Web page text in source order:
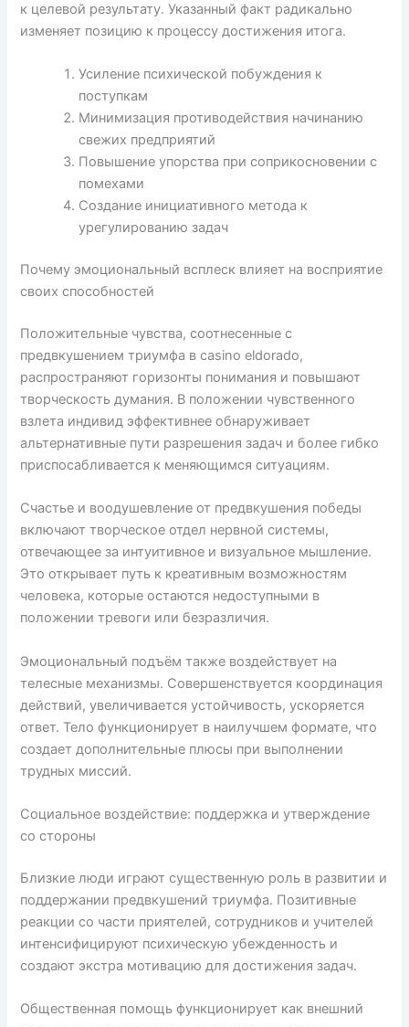
к целевой результату. Указанный факт радикально
изменяет позицию к процессу достижения итога.
Усиление психической побуждения к
поступкам
Минимизация противодействия начинанию
свежих предприятий
Повышение упорства при соприкосновении с
помехами
Создание инициативного метода к
урегулированию задач
Почему эмоциональный всплеск влияет на восприятие
своих способностей
Положительные чувства, соотнесенные с
предвкушением триумфа в casino eldorado,
распространяют горизонты понимания и повышают
творческость думания. В положении чувственного
взлета индивид эффективнее обнаруживает
альтернативные пути разрешения задач и более гибко
приспосабливается к меняющимся ситуациям.
Счастье и воодушевление от предвкушения победы
включают творческое отдел нервной системы,
отвечающее за интуитивное и визуальное мышление.
Это открывает путь к креативным возможностям
человека, которые остаются недоступными в
положении тревоги или безразличия.
Эмоциональный подъём также воздействует на
телесные механизмы. Совершенствуется координация
действий, увеличивается устойчивость, ускоряется
ответ. Тело функционирует в наилучшем формате, что
создает дополнительные плюсы при выполнении
трудных миссий.
Социальное воздействие: поддержка и утверждение
со стороны
Близкие люди играют существенную роль в развитии и
поддержании предвкушений триумфа. Позитивные
реакции со части приятелей, сотрудников и учителей
интенсифицируют психическую убежденность и
создают экстра мотивацию для достижения задач.
Общественная помощь функционирует как внешний